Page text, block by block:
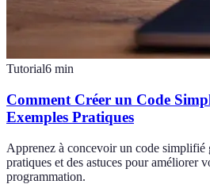
Tutorial6 min
Comment Créer un Code
Exemples Pratiques
Apprenez à concevoir un code simplifié
pratiques et des astuces pour améliorer
programmation.